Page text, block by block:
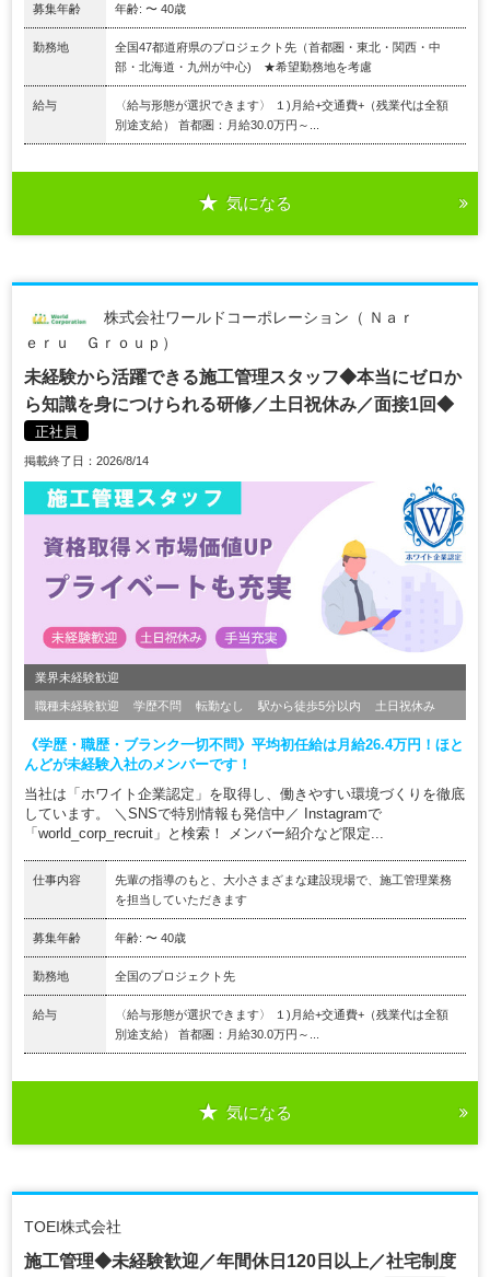
募集年齢 年齢: 〜 40歳
勤務地
全国47都道府県のプロジェクト先（首都圏・東北・関西・中
部・北海道・九州が中心) ★希望勤務地を考慮
給与
〈給与形態が選択できます〉 １)月給+交通費+（残業代は全額
別途支給） 首都圏：月給30.0万円～...
気になる
株式会社ワールドコーポレーション（ Ｎａｒ
ｅｒｕ Ｇｒｏｕｐ）
未経験から活躍できる施工管理スタッフ◆本当にゼロか
ら知識を身につけられる研修／土日祝休み／面接1回◆
正社員
掲載終了日：2026/8/14
業界未経験歓迎
職種未経験歓迎 学歴不問 転勤なし 駅から徒歩5分以内 土日祝休み
《学歴・職歴・ブランク一切不問》平均初任給は月給26.4万円！ほと
んどが未経験入社のメンバーです！
当社は「ホワイト企業認定」を取得し、働きやすい環境づくりを徹底
しています。 ＼SNSで特別情報も発信中／ Instagramで
「world_corp_recruit」と検索！ メンバー紹介など限定...
仕事内容
先輩の指導のもと、大小さまざまな建設現場で、施工管理業務
を担当していただきます
募集年齢 年齢: 〜 40歳
勤務地 全国のプロジェクト先
給与
〈給与形態が選択できます〉 １)月給+交通費+（残業代は全額
別途支給） 首都圏：月給30.0万円～...
気になる
TOEI株式会社
施工管理◆未経験歓迎／年間休日120日以上／社宅制度